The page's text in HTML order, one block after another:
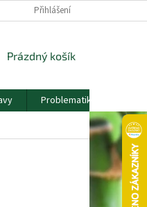
VĚRNOSTNÍ PROGRAM
Přihlášení
NÁKUPNÍ
Prázdný košík
Problematika